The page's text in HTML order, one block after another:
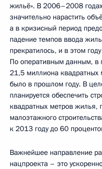
жильё». В 2006–2008
значительно нарастить
а в кризисный период
падение темпов ввода
прекратилось, и в этом
По оперативным данным, в
21,5 миллиона квадратных
было в прошлом году. В
планируется обеспечить
квадратных метров жилья,
малоэтажного
к 2013 году до 60
Важнейшее направление
нацпроекта – это